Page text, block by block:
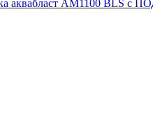
аквабласт AM1100 BLS с